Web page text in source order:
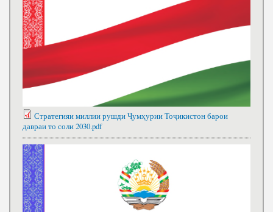
Стратегияи миллии рушди Ҷумҳурии Тоҷикистон барои
давраи то соли 2030.pdf